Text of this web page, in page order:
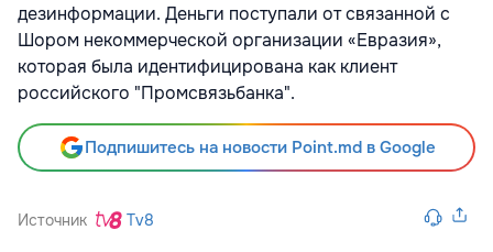
дезинформации. Деньги поступали от связанной с
Шором некоммерческой организации «Евразия»,
которая была идентифицирована как клиент
российского "Промсвязьбанка".
Подпишитесь на новости Point.md в Google
Источник Tv8